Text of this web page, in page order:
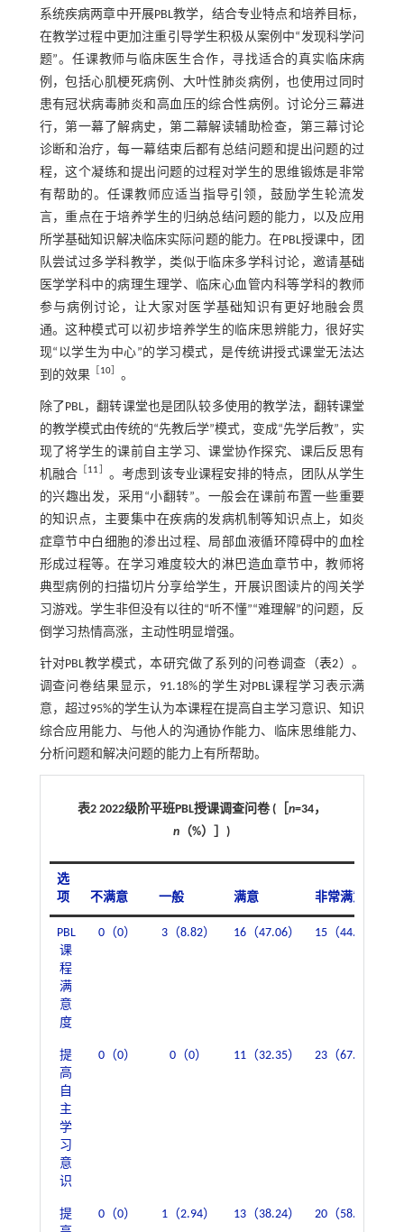
系统疾病两章中开展PBL教学，结合专业特点和培养目标，
在教学过程中更加注重引导学生积极从案例中“发现科学问
题”。任课教师与临床医生合作，寻找适合的真实临床病
例，包括心肌梗死病例、大叶性肺炎病例，也使用过同时
患有冠状病毒肺炎和高血压的综合性病例。讨论分三幕进
行，第一幕了解病史，第二幕解读辅助检查，第三幕讨论
诊断和治疗，每一幕结束后都有总结问题和提出问题的过
程，这个凝练和提出问题的过程对学生的思维锻炼是非常
有帮助的。任课教师应适当指导引领，鼓励学生轮流发
言，重点在于培养学生的归纳总结问题的能力，以及应用
所学基础知识解决临床实际问题的能力。在PBL授课中，团
队尝试过多学科教学，类似于临床多学科讨论，邀请基础
医学学科中的病理生理学、临床心血管内科等学科的教师
参与病例讨论，让大家对医学基础知识有更好地融会贯
通。这种模式可以初步培养学生的临床思辨能力，很好实
现“以学生为中心”的学习模式，是传统讲授式课堂无法达
到的效果 ［10］ 。
除了PBL，翻转课堂也是团队较多使用的教学法，翻转课堂
的教学模式由传统的“先教后学”模式，变成“先学后教”，实
现了将学生的课前自主学习、课堂协作探究、课后反思有
机融合 ［11］ 。考虑到该专业课程安排的特点，团队从学生
的兴趣出发，采用“小翻转”。一般会在课前布置一些重要
的知识点，主要集中在疾病的发病机制等知识点上，如炎
症章节中白细胞的渗出过程、局部血液循环障碍中的血栓
形成过程等。在学习难度较大的淋巴造血章节中，教师将
典型病例的扫描切片分享给学生，开展识图读片的闯关学
习游戏。学生非但没有以往的“听不懂”“难理解”的问题，反
倒学习热情高涨，主动性明显增强。
针对PBL教学模式，本研究做了系列的问卷调查（表2）。
调查问卷结果显示，91.18%的学生对PBL课程学习表示满
意，超过95%的学生认为本课程在提高自主学习意识、知识
综合应用能力、与他人的沟通协作能力、临床思维能力、
分析问题和解决问题的能力上有所帮助。
表2 2022级阶平班PBL授课调查问卷 (［ n=34，
n （%）］)
选
项
不满意 一般 满意 非常满意
PBL
课
程
满
意
度
0（0） 3（8.82） 16（47.06） 15（44.12）
提
高
自
主
学
习
意
识
0（0） 0（0） 11（32.35） 23（67.65）
提
0（0） 1（2.94） 13（38.24） 20（58.82）